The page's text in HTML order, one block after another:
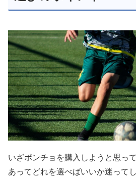
いざポンチョを購入しようと思っ
あってどれを選べばいいか迷って